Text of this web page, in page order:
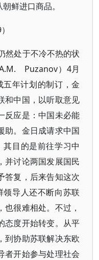
鲜进口商品。
然处于不冷不热的状
Puzanov）4月
年计划的制订，金
和中国，以听取意见
反应是：中国未必能
助。金日成请求中国
目的是前往学习中
并讨论两国发展国民
答复，后来告知这次
导人还不断向苏联
很难相处。不过，
态度开始转变。从平
到协助苏联解决东欧
者开始参与处理社会